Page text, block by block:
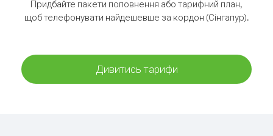
Придбайте пакети поповнення або тарифний план,
щоб телефонувати найдешевше за кордон (Сінгапур).
Дивитись тарифи